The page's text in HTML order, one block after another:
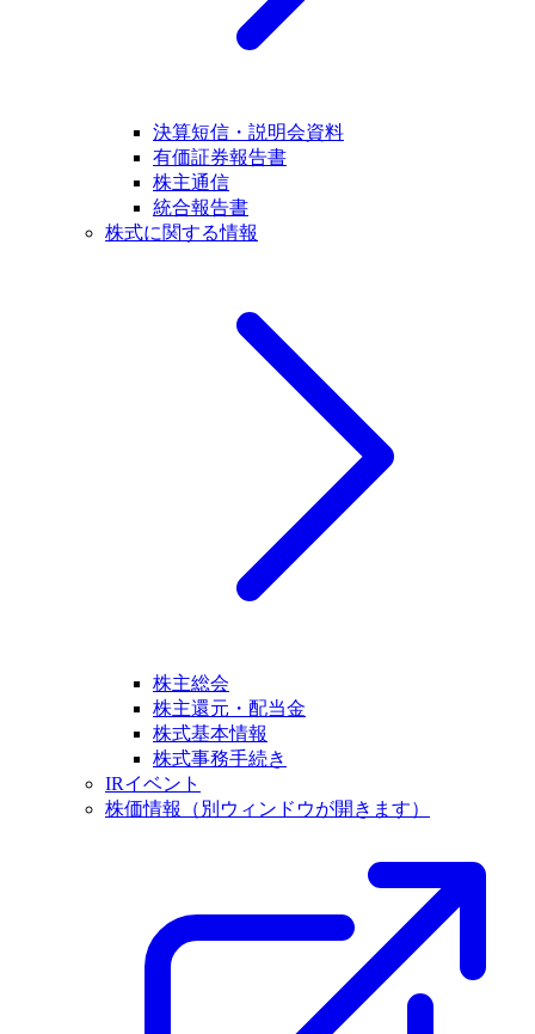
決算短信・説明会資料
有価証券報告書
株主通信
統合報告書
株式に関する情報
株主総会
株主還元・配当金
株式基本情報
株式事務手続き
IRイベント
株価情報
（別ウィンドウが開きます）